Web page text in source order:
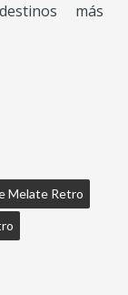
más
Melate Retro